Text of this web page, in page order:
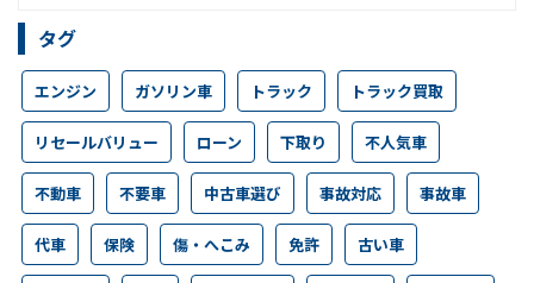
タグ
エンジン ガソリン車 トラック トラック買取
リセールバリュー ローン 下取り 不人気車
不動車 不要車 中古車選び 事故対応 事故車
代車 保険 傷・へこみ 免許 古い車